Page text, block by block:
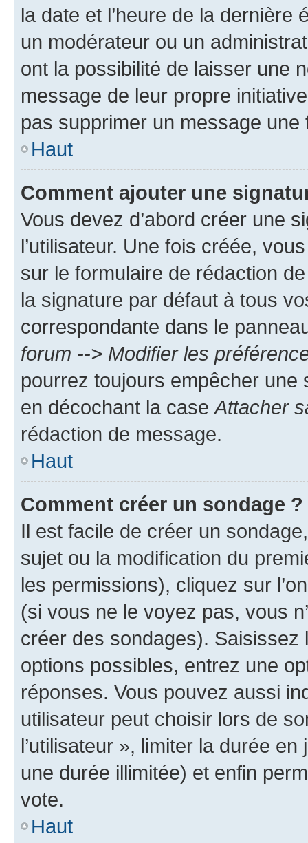
la date et l’heure de la dernière
un modérateur ou un
ont la possibilité de laisser une
message de leur propre
pas supprimer un message une
Haut
Comment ajouter une
Vous devez d’abord créer une
l’utilisateur. Une fois créée,
sur le formulaire de rédaction
la signature par défaut à tous
correspondante dans le
forum --> Modifier les
pourrez toujours empêcher une
en décochant la caseAttacher
rédaction de message.
Haut
Comment créer un sondage ?
Il est facile de créer un
sujet ou la modification du
les permissions), cliquez sur
(si vous ne le voyez pas, vous
créer des sondages).
options possibles, entrez une
réponses. Vous pouvez aussi
utilisateur peut choisir lors de
l’utilisateur », limiter la durée
une durée illimitée) et enfin
vote.
Haut